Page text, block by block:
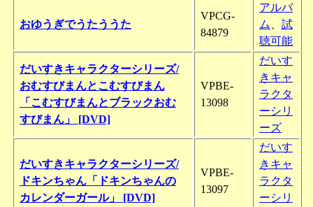
おゆうぎでうたううた
VPCG-
84879
アルバ
ム
試
聴可能
だいすきキャラクターシリーズ/
おむすびまんとこむすびまん
「こむすびまんとブラックおむ
すびまん」 [DVD]
VPBE-
13098
だいす
きキャ
ラクタ
ーシリ
ーズ
だいすきキャラクターシリーズ/
ドキンちゃん「ドキンちゃんの
カレンダーガール」 [DVD]
VPBE-
13097
だいす
きキャ
ラクタ
ーシリ